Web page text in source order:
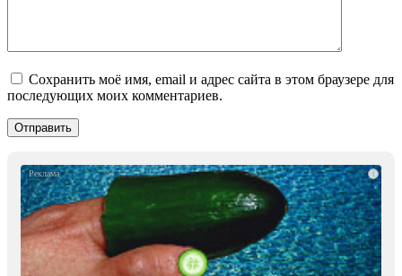
Сохранить моё имя, email и адрес сайта в этом браузере для
последующих моих комментариев.
i